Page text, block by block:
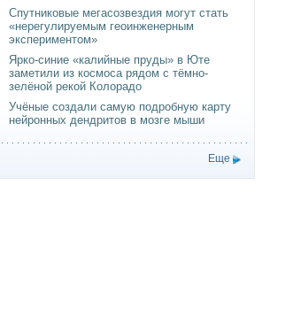
Спутниковые мегасозвездия могут стать
«нерегулируемым геоинженерным
экспериментом»
Ярко-синие «калийные пруды» в Юте
заметили из космоса рядом с тёмно-
зелёной рекой Колорадо
Учёные создали самую подробную карту
нейронных дендритов в мозге мыши
Еще